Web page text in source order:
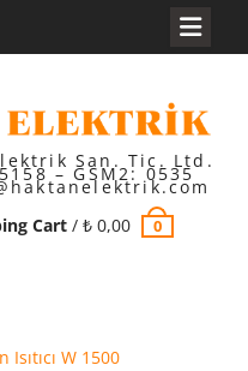
San. Tic. Ltd.
– GSM2: 0535
Cart/ ₺0,00 0
W 1500